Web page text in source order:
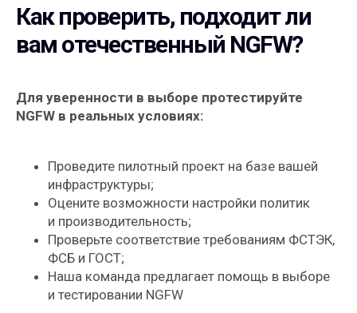
Как проверить, подходит ли
вам отечественный NGFW?
Для уверенности в выборе протестируйте
NGFW в реальных условиях:
Проведите пилотный проект на базе вашей
инфраструктуры;
Оцените возможности настройки политик
и производительность;
Проверьте соответствие требованиям ФСТЭК,
ФСБ и ГОСТ;
Наша команда предлагает помощь в выборе
и тестировании NGFW
Подпишитесь на рассылку